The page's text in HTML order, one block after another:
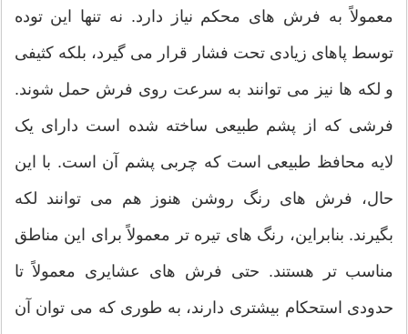
معمولاً به فرش های محکم نیاز دارد. نه تنها این توده
توسط پاهای زیادی تحت فشار قرار می گیرد، بلکه کثیفی
و لکه ها نیز می توانند به سرعت روی فرش حمل شوند.
فرشی که از پشم طبیعی ساخته شده است دارای یک
لایه محافظ طبیعی است که چربی پشم آن است. با این
حال، فرش های رنگ روشن هنوز هم می توانند لکه
بگیرند. بنابراین، رنگ های تیره تر معمولاً برای این مناطق
مناسب تر هستند. حتی فرش های عشایری معمولاً تا
حدودی استحکام بیشتری دارند، به طوری که می توان آن